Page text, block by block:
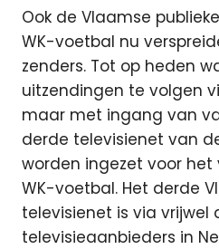
Ook de Vlaamse
WK-voetbal nu
zenders. Tot op heden
uitzendingen te volgen
maar met ingang van
derde televisienet van de
worden ingezet voor
WK-voetbal. Het derde
televisienet is via vrijwel
televisieaanbieders in